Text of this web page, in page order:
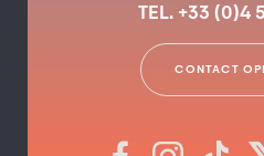
TEL. +33 (0)4
CONTACT